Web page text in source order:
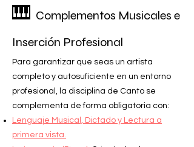
🎹 Complementos Musicales e
Inserción Profesional
Para garantizar que seas un artista
completo y autosuficiente en un entorno
profesional, la disciplina de Canto se
complementa de forma obligatoria con:
Lenguaje Musical, Dictado y Lectura a
primera vista.